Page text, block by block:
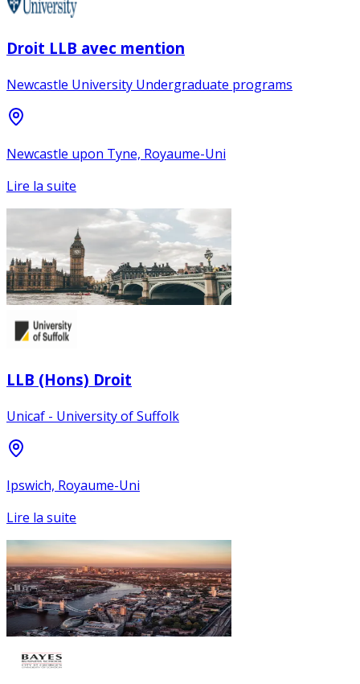
Droit LLB avec mention
Newcastle University Undergraduate programs
Newcastle upon Tyne, Royaume-Uni
Lire la suite
LLB (Hons) Droit
Unicaf - University of Suffolk
Ipswich, Royaume-Uni
Lire la suite